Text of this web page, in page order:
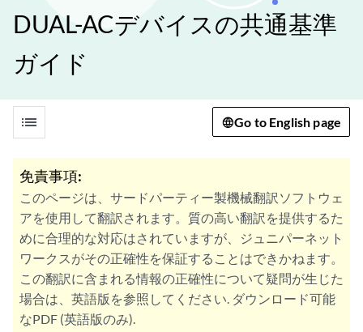
DUAL-ACデバイスの共通基準
ガイド
list Go to English page
免責事項:
このページは、サードパーティー製機械翻訳ソフトウェ
アを使用して翻訳されます。質の高い翻訳を提供するた
めに合理的な対応はされていますが、ジュニパーネット
ワークスがその正確性を保証することはできかねます。
この翻訳に含まれる情報の正確性について疑問が生じた
場合は、英語版を参照してください. ダウンロード可能
なPDF (英語版のみ).